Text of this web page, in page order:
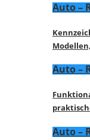
Auto –
Auto –
Auto –